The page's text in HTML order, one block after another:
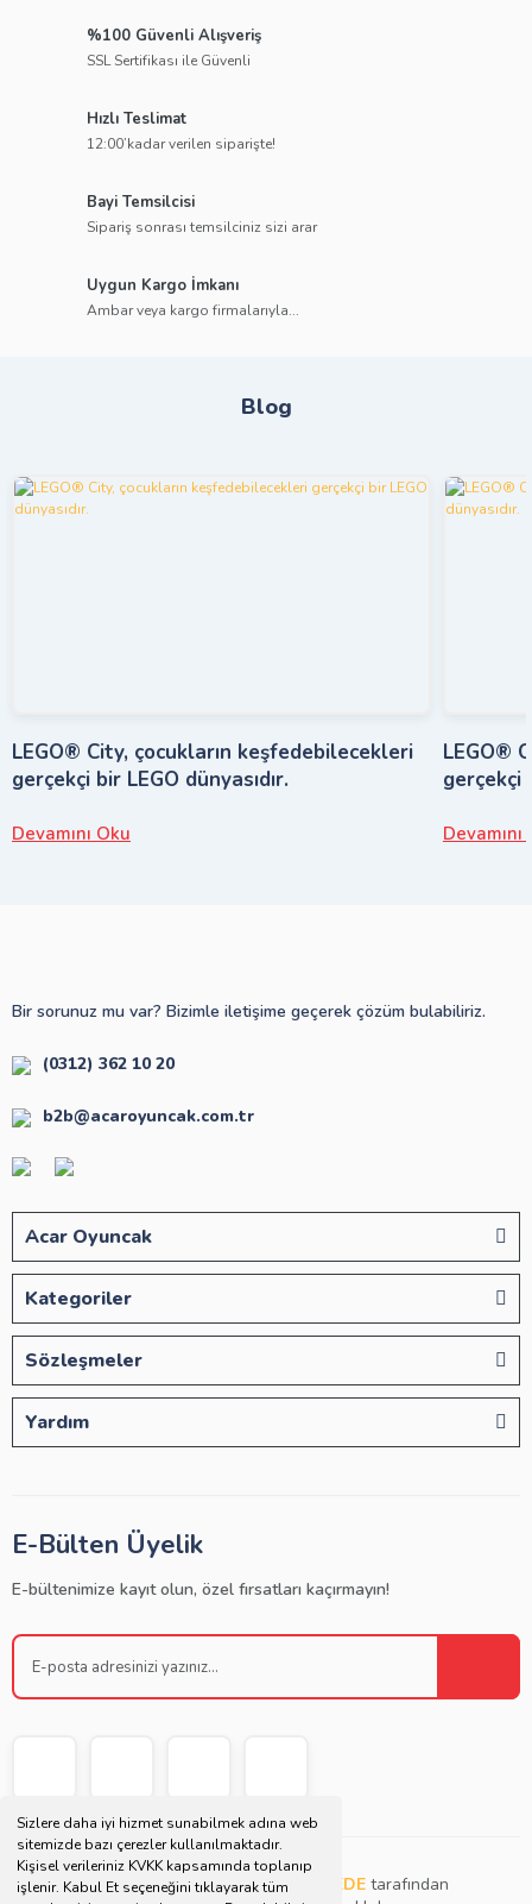
Sizlere daha iyi hizmet sunabilmek adına web
sitemizde bazı çerezler kullanılmaktadır.
Kişisel verileriniz KVKK kapsamında toplanıp
işlenir. Kabul Et seçeneğini tıklayarak tüm
%100 Güvenli Alışveriş
SSL Sertifikası ile Güvenli
Hızlı Teslimat
12:00’kadar verilen siparişte!
Bayi Temsilcisi
Sipariş sonrası temsilciniz sizi arar
Uygun Kargo İmkanı
Ambar veya kargo firmalarıyla...
Blog
LEGO® City, çocukların keşfedebilecekleri
gerçekçi bir LEGO dünyasıdır.
Devamını Oku
LEGO®
gerçekçi
Devamını
Bir sorunuz mu var? Bizimle iletişime geçerek çözüm bulabiliriz.
(0312) 362 10 20
b2b@acaroyuncak.com.tr
Acar Oyuncak
Kategoriler
Sözleşmeler
Yardım
E-Bülten Üyelik
E-bültenimize kayıt olun, özel fırsatları kaçırmayın!
Copyright © 2021 | Bu websitesiMüjdat DEDE tarafından